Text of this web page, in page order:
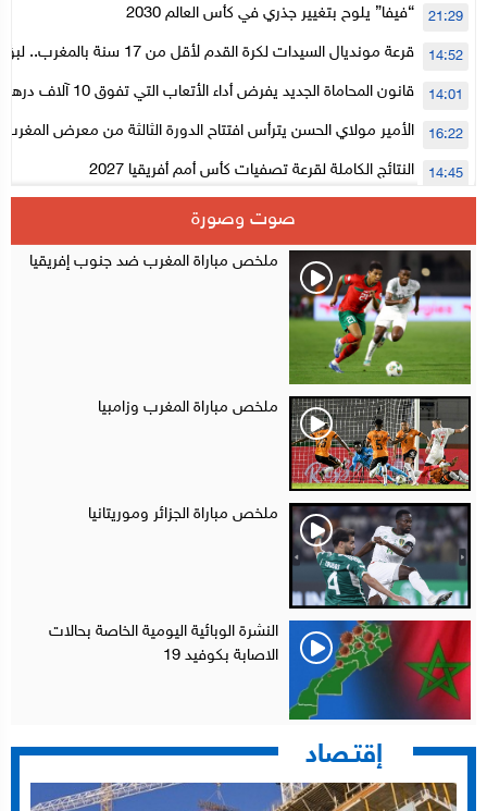
لتنظيمها
“فيفا” يلوح بتغيير جذري في كأس العالم 2030 21:29
قرعة مونديال السيدات لكرة القدم لأقل
المستوى الأول
14:52
قانون المحاماة الجديد يفرض أداء الأتعاب التي تفوق 10 آلاف درهم بالشيك 14:01
الأمير مولاي الحسن يترأس افتتاح الدورة الثالثة من معرض المغرب
الإلكترونية
16:22
النتائج الكاملة لقرعة تصفيات كأس أمم أفريقيا 2027 14:45
سلا.. توقيف ثلاثة مروجين وحجز أكثر من 4300 قرص مخدر وكوكايين وإكستازي
أقراص مهلوسة داخل فضاء للشيشة تستنفر شرطة أكادير 12:48
صوت وصورة
ملخص مباراة المغرب ضد جنوب إفريقيا
ملخص مباراة المغرب وزامبيا
ملخص مباراة الجزائر وموريتانيا
النشرة الوبائية اليومية الخاصة بحالات
الاصابة بكوفيد 19
إقتـصاد